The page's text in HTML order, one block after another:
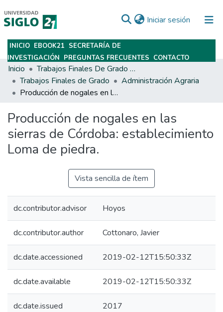
Iniciar sesión (current)
Subir
INICIO EBOOK21 SECRETARÍA DE
INVESTIGACIÓN PREGUNTAS FRECUENTES CONTACTO
Inicio
Trabajos Finales De Grado Y Posgrado
Trabajos Finales de Grado
Administración Agraria
Producción de nogales en las sierras de Córdoba: establecimiento Loma de piedra.
Producción de nogales en las
sierras de Córdoba: establecimiento
Loma de piedra.
Vista sencilla de ítem
dc.contributor.advisor Hoyos
dc.contributor.author Cottonaro, Javier
dc.date.accessioned 2019-02-12T15:50:33Z
dc.date.available 2019-02-12T15:50:33Z
dc.date.issued 2017